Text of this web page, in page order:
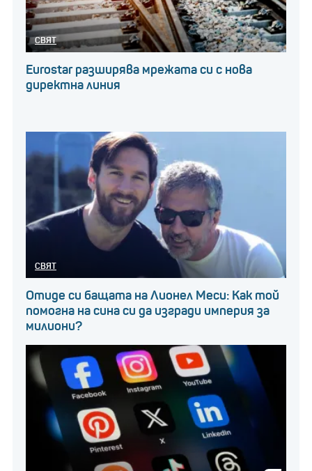
СВЯТ
Eurostar разширява мрежата си с нова
директна линия
СВЯТ
Отиде си бащата на Лионел Меси: Как той
помогна на сина си да изгради империя за
милиони?